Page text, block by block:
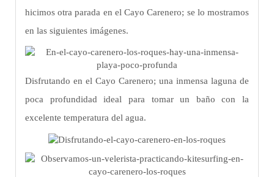
hicimos otra parada en el Cayo Carenero; se lo mostramos
en las siguientes imágenes.
Disfrutando en el Cayo Carenero; una inmensa laguna de
poca profundidad ideal para tomar un baño con la
excelente temperatura del agua.